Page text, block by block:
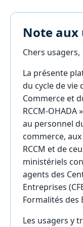
Note aux
Chers usagers,
La présente
du cycle de vie
Commerce et
RCCM-
au personnel
commerce,
RCCM et de
ministériels
agents des
Entreprises
Formalités des
Les usagers y